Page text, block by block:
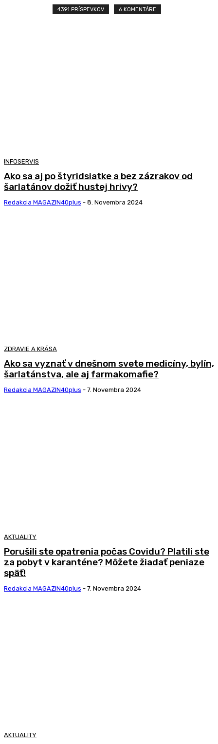
4391 PRÍSPEVKOV 6 KOMENTÁRE
INFOSERVIS
Ako sa aj po štyridsiatke a bez zázrakov od
šarlatánov dožiť hustej hrivy?
Redakcia MAGAZIN40plus - 8. Novembra 2024
ZDRAVIE A KRÁSA
Ako sa vyznať v dnešnom svete medicíny, bylín,
šarlatánstva, ale aj farmakomafie?
Redakcia MAGAZIN40plus - 7. Novembra 2024
AKTUALITY
Porušili ste opatrenia počas Covidu? Platili ste
za pobyt v karanténe? Môžete žiadať peniaze
späť!
Redakcia MAGAZIN40plus - 7. Novembra 2024
AKTUALITY